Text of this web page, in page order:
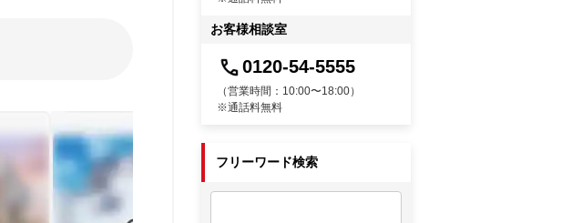
お客様相談室
0120-54-5555
（営業時間：10:00〜18:00）
※通話料無料
フリーワード検索